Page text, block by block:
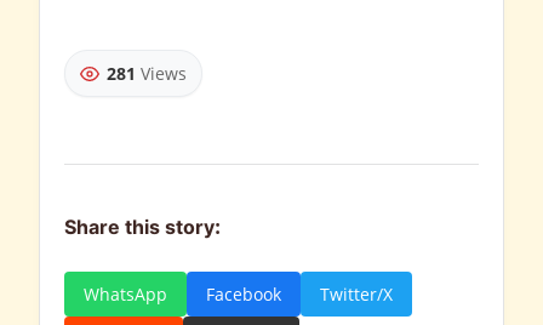
281 Views
Share this story:
WhatsApp Facebook
Twitter/X